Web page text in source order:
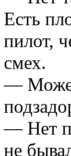
Есть
пилот,
смех.
—
— Нет
не